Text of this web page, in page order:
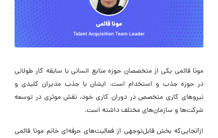
مونا قائمی یکی از متخصصان حوزه منابع انسانی با سابقه کار طولانی
در حوزه جذب و استخدام است. ایشان با جذب مدیران کلیدی و
نیروهای کاری متخصص در دوران کاری خود، نقش موثری در توسعه
شرکت‌ها و سازمان‌های مختلف داشته است.
ازآنجایی‌که بخش قابل‌توجهی از فعالیت‌های حرفه‌ای خانم مونا قائمی